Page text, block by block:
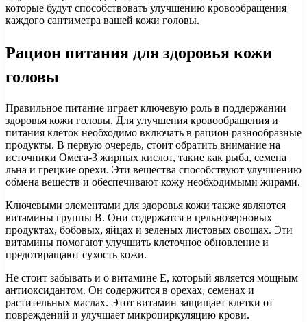
которые будут способствовать улучшению кровообращения
каждого сантиметра вашей кожи головы.
Рацион питания для здоровья кожи
головы
Правильное питание играет ключевую роль в поддержании
здоровья кожи головы. Для улучшения кровообращения и
питания клеток необходимо включать в рацион разнообразные
продукты. В первую очередь, стоит обратить внимание на
источники Омега-3 жирных кислот, такие как рыба, семена
льна и грецкие орехи. Эти вещества способствуют улучшению
обмена веществ и обеспечивают кожу необходимыми жирами.
Ключевыми элементами для здоровья кожи также являются
витамины группы B. Они содержатся в цельнозерновых
продуктах, бобовых, яйцах и зеленых листовых овощах. Эти
витамины помогают улучшить клеточное обновление и
предотвращают сухость кожи.
Не стоит забывать и о витамине E, который является мощным
антиоксидантом. Он содержится в орехах, семенах и
растительных маслах. Этот витамин защищает клетки от
повреждений и улучшает микроциркуляцию крови.